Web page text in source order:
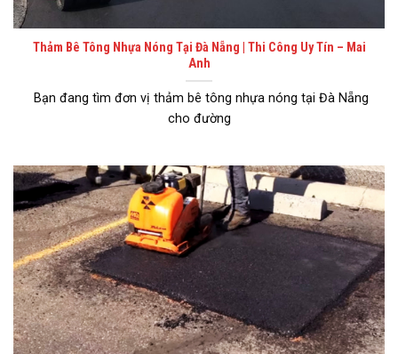
Thảm Bê Tông Nhựa Nóng Tại Đà Nẵng | Thi Công Uy Tín – Mai
Anh
Bạn đang tìm đơn vị thảm bê tông nhựa nóng tại Đà Nẵng
cho đường